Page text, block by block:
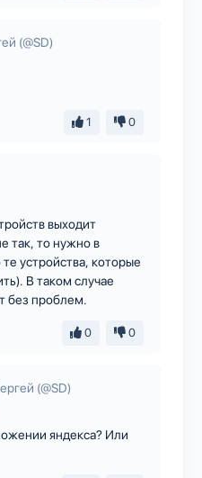
(@SD)
1 0
выходит
так, то нужно в
те устройства, которые
В таком случае
без проблем.
0 0
(@SD)
яндекса? Или